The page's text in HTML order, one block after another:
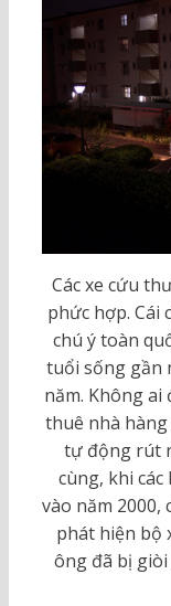
Các xe cứu
phức hợp. Cái
chú ý toàn
tuổi sống gần
năm. Không ai
thuê nhà hàng
tự động rút
cùng, khi
vào năm 2000,
phát hiện bộ
ông đã bị giòi